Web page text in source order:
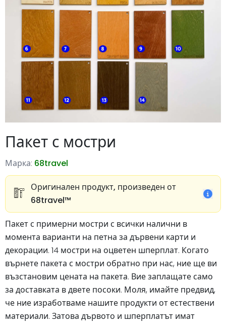
Пакет с мостри
Марка: 68travel
Оригинален продукт, произведен от
68travel™️
Пакет с примерни мостри с всички налични в
момента варианти на петна за дървени карти и
декорации. 14 мостри на оцветен шперплат. Когато
върнете пакета с мостри обратно при нас, ние ще ви
възстановим цената на пакета. Вие заплащате само
за доставката в двете посоки. Моля, имайте предвид,
че ние изработваме нашите продукти от естествени
материали. Затова дървото и шперплатът имат